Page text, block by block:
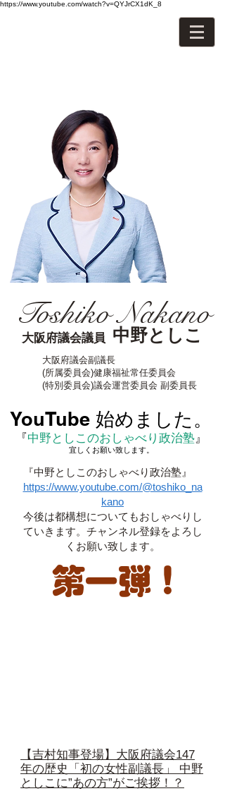
https://www.youtube.com/watch?v=QYJrCX1dK_8
Toshiko Nakano
中野としこ
大阪府議会議員
​大阪府議会副議長
(所属委員会)健康福祉常任委員会
(特別委員会)議会運営委員会 副委員長
YouTube 始めました。
『中野としこのおしゃべり政治塾』
宜しくお願い致します。
『中野としこのおしゃべり政治塾』
https://www.youtube.com/@toshiko_na
kano
今後は都構想についてもおしゃべりし
ていきます。チャンネル登録をよろし
くお願い致します。
​第一弾！
【吉村知事登場】大阪府議会147
年の歴史「初の女性副議長」 中野
としこに”あの方”がご挨拶！？